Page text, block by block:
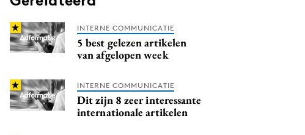
INTERNE COMMUNICATIE
5 best gelezen artikelen
van afgelopen week
INTERNE COMMUNICATIE
Dit zijn 8 zeer interessante
internationale artikelen